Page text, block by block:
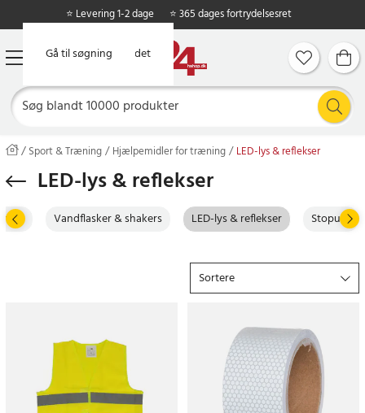
Gå til hovedindholdet
Gå til søgning
⭐ Levering 1-2 dage ⭐ 365 dages fortrydelsesret
Sport & Træning Hjælpemidler for træning LED-lys & reflekser
LED-lys & reflekser
Vandflasker & shakers LED-lys & reflekser Stopure
Sortere